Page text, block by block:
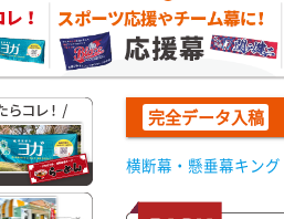
完全データ入稿
横断幕・懸垂幕キング